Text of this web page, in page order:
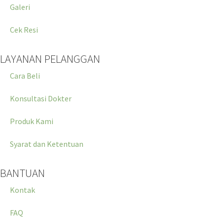
Galeri
Cek Resi
LAYANAN PELANGGAN
Cara Beli
Konsultasi Dokter
Produk Kami
Syarat dan Ketentuan
BANTUAN
Kontak
FAQ